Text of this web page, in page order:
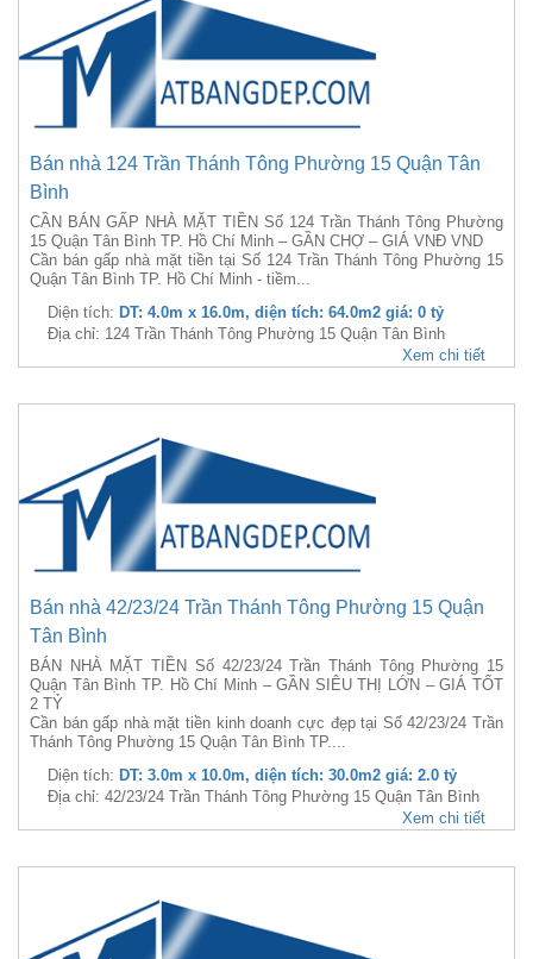
Bán nhà 124 Trần Thánh Tông Phường 15 Quận Tân
Bình
CẦN BÁN GẤP NHÀ MẶT TIỀN Số 124 Trần Thánh Tông Phường
15 Quận Tân Bình TP. Hồ Chí Minh – GẦN CHỢ – GIÁ VNĐ VND
Cần bán gấp nhà mặt tiền tại Số 124 Trần Thánh Tông Phường 15
Quận Tân Bình TP. Hồ Chí Minh - tiềm...
Diện tích: DT: 4.0m x 16.0m, diện tích: 64.0m2 giá: 0 tỷ
Địa chỉ: 124 Trần Thánh Tông Phường 15 Quận Tân Bình
Xem chi tiết
Bán nhà 42/23/24 Trần Thánh Tông Phường 15 Quận
Tân Bình
BÁN NHÀ MẶT TIỀN Số 42/23/24 Trần Thánh Tông Phường 15
Quận Tân Bình TP. Hồ Chí Minh – GẦN SIÊU THỊ LỚN – GIÁ TỐT
2 TỶ
Cần bán gấp nhà mặt tiền kinh doanh cực đẹp tại Số 42/23/24 Trần
Thánh Tông Phường 15 Quận Tân Bình TP....
Diện tích: DT: 3.0m x 10.0m, diện tích: 30.0m2 giá: 2.0 tỷ
Địa chỉ: 42/23/24 Trần Thánh Tông Phường 15 Quận Tân Bình
Xem chi tiết